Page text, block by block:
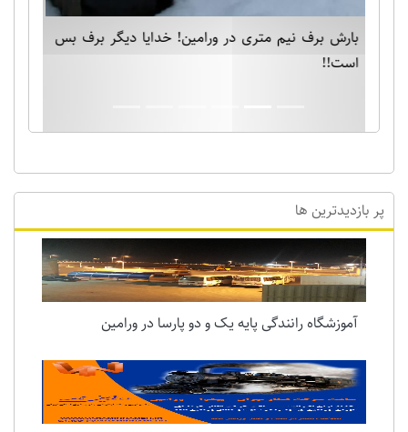
بارش برف نیم متری در ورامین! خدایا دیگر برف بس
است!!
پر بازدیدترین ها
آموزشگاه رانندگی پایه یک و دو پارسا در ورامین